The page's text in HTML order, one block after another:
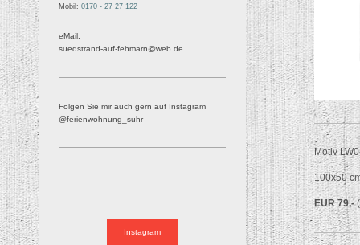
Motiv
100x50
EUR 79,-
Mobil: 0170 - 27 27 122
eMail:
suedstrand-auf-fehmarn@web.de
Folgen Sie mir auch gern auf Instagram
@ferienwohnung_suhr
Instagram